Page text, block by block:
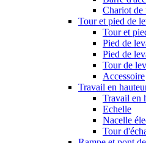
Chariot de
Tour et pied de
Tour et
Pied de
Pied de
Tour de
Accessoire
Travail en
Travail en
Echelle
Nacelle
Tour